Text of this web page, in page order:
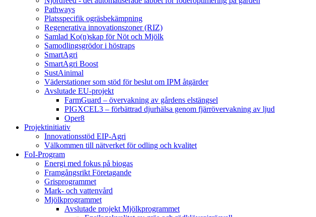
Pathways
Platsspecifik ogräsbekämpning
Regenerativa innovationszoner (RIZ)
Samlad Ko(n)skap för Nöt och Mjölk
Samodlingsgrödor i höstraps
SmartAgri
SmartAgri Boost
SustAinimal
Väderstationer som stöd för beslut om IPM åtgärder
Avslutade EU-projekt
FarmGuard – övervakning av gårdens elstängsel
PIGXCEL3 – förbättrad djurhälsa genom fjärrövervakning av ljud
Oper8
Projektinitiativ
Innovationsstöd EIP-Agri
Välkommen till nätverket för odling och kvalitet
FoI-Program
Energi med fokus på biogas
Framgångsrikt Företagande
Grisprogrammet
Mark- och vattenvård
Mjölkprogrammet
Avslutade projekt Mjölkprogrammet